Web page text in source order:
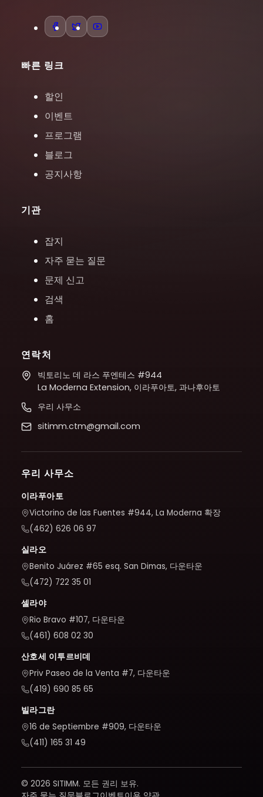
빠른 링크
할인
이벤트
프로그램
블로그
공지사항
기관
잡지
자주 묻는 질문
문제 신고
검색
홈
연락처
빅토리노 데 라스 푸엔테스 #944
La Moderna Extension, 이라푸아토, 과나후아토
우리 사무소
sitimm.ctm@gmail.com
우리 사무소
이라푸아토
Victorino de las Fuentes #944, La Moderna 확장
(462) 626 06 97
실라오
Benito Juárez #65 esq. San Dimas, 다운타운
(472) 722 35 01
셀라야
Rio Bravo #107, 다운타운
(461) 608 02 30
산호세 이투르비데
Priv Paseo de la Venta #7, 다운타운
(419) 690 85 65
빌라그란
16 de Septiembre #909, 다운타운
(411) 165 31 49
© 2026 SITIMM. 모든 권리 보유.